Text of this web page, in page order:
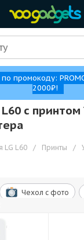
промокоду:
2000₽!
с
LG L60 / Принты /
Чехол c фото